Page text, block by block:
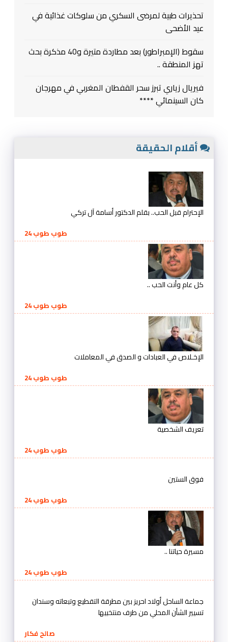
تحذيرات طبية لمرضى السكري من سلوكات غذائية في
عيد الأضحى
سقوط (الإمبراطور) بعد مطاردة متيرة و40 مذكرة بحث
تهز المنطقة ..
فيريال زياري تبرز سحر القفطان المغربي في مهرجان
كان السينمائي ****
أقلام الحقيقة
الإحترام قبل الحب.. بقلم الدكتور أسامة آل تركي
طوب طوب 24
كل عام وأنت الحب ..
طوب طوب 24
الإخـلاص في العبادات و الصدق في المعاملات
طوب طوب 24
تعريف الشخصية
طوب طوب 24
فوق الستين
طوب طوب 24
مسيرة حياتنا ..
طوب طوب 24
جماعة الساحل أولاد احريز بين مطرقة التقطيع وتبعاته وسندان
تسيير الشأن المحلي من طرف منتخبيها
صالح فكار